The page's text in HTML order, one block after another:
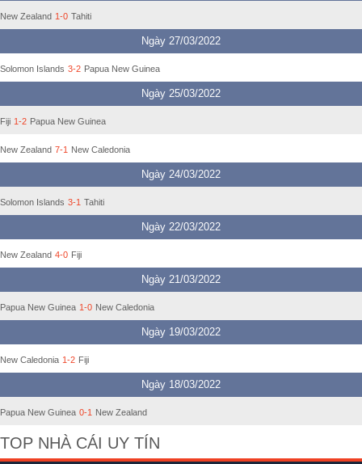
New Zealand 1-0 Tahiti
Ngày 27/03/2022
Solomon Islands 3-2 Papua New Guinea
Ngày 25/03/2022
Fiji 1-2 Papua New Guinea
New Zealand 7-1 New Caledonia
Ngày 24/03/2022
Solomon Islands 3-1 Tahiti
Ngày 22/03/2022
New Zealand 4-0 Fiji
Ngày 21/03/2022
Papua New Guinea 1-0 New Caledonia
Ngày 19/03/2022
New Caledonia 1-2 Fiji
Ngày 18/03/2022
Papua New Guinea 0-1 New Zealand
TOP NHÀ CÁI UY TÍN